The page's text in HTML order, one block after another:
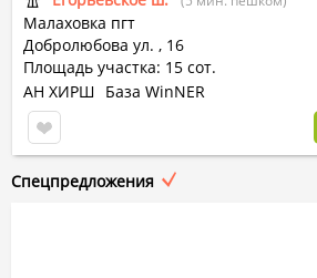
Малаховка пгт
Добролюбова ул. , 16
Площадь участка: 15 сот.
АН ХИРШ
База WinNER
Спецпредложения